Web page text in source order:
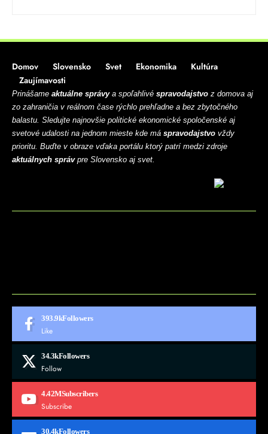
Domov Slovensko Svet Ekonomika
Kultúra
Zaujímavosti
Prinášame aktuálne správya spoľahlivé spravodajstvo z domova aj
zo zahraničia v reálnom čase rýchlo prehľadne a bez zbytočného
balastu. Sledujte najnovšie politické ekonomické spoločenské aj
svetové udalosti na jednom mieste kde má spravodajstvo vždy
prioritu. Buďte v obraze vďaka portálu ktorý patrí medzi zdroje
aktuálnych správpre Slovensko aj svet.
393.9kFollowers
Like
34.3kFollowers
Follow
4.42MSubscribers
Subscribe
30.4kFollowers